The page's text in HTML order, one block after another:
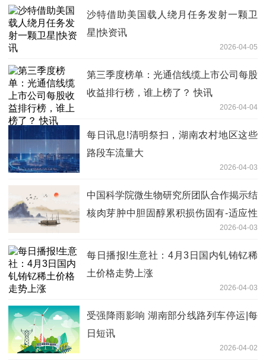
沙特借助美国载人绕月任务发射一颗卫
星|快资讯
2026-04-05
第三季度榜单：光通信线缆上市公司每股
收益排行榜，谁上榜了？ 快讯
2026-04-04
每日讯息!清明祭扫，湖南农村地区这些
路段车流量大
2026-04-03
中国科学院微生物研究所团队合作揭示结
核肉芽肿中胆固醇累积损伤固有-适应性
2026-04-03
每日播报!生意社：4月3日国内钆铕钇稀
土价格走势上涨
2026-04-03
受强降雨影响 湖南部分线路列车停运|每
日短讯
2026-04-02